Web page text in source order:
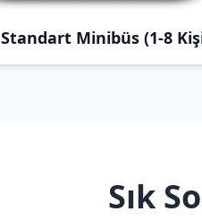
Standart Minibüs (1-8
Sık